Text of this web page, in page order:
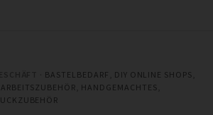
BASTELBEDARF DIY ONLINE SHOPS
HANDGEMACHTES